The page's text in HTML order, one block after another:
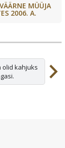
MÜÜJA
2006. A.
olid kahjuks